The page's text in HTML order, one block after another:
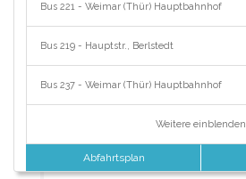
Bus 221 - Weimar (Thür) Hauptbahnhof
Bus 219 - Hauptstr., Berlstedt
Bus 237 - Weimar (Thür) Hauptbahnhof
Weitere einblenden
Abfahrtsplan